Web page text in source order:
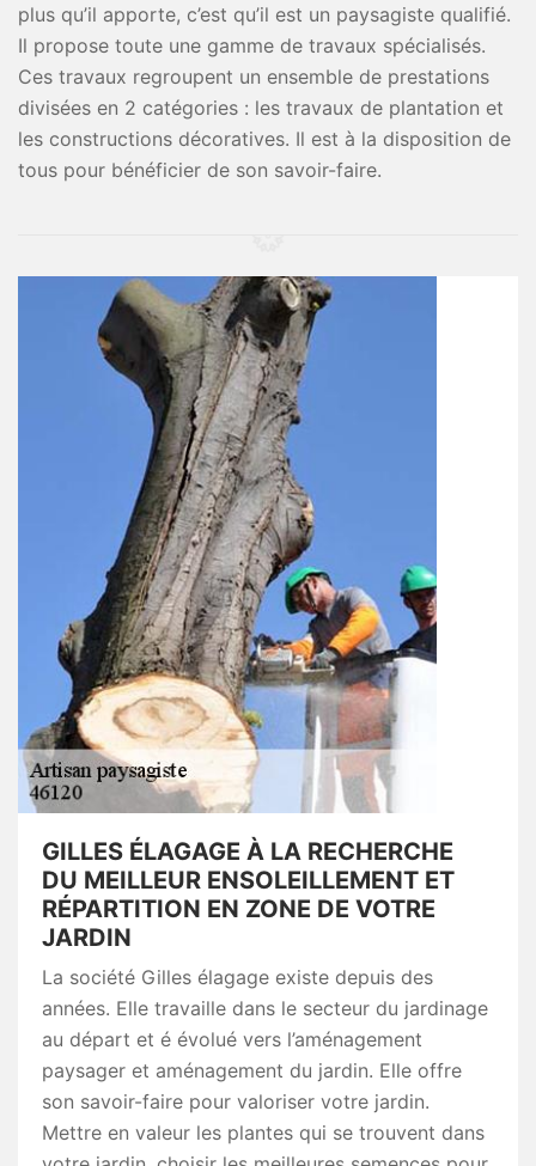
plus qu’il apporte, c’est qu’il est un paysagiste qualifié.
Il propose toute une gamme de travaux spécialisés.
Ces travaux regroupent un ensemble de prestations
divisées en 2 catégories : les travaux de plantation et
les constructions décoratives. Il est à la disposition de
tous pour bénéficier de son savoir-faire.
GILLES ÉLAGAGE À LA RECHERCHE
DU MEILLEUR ENSOLEILLEMENT ET
RÉPARTITION EN ZONE DE VOTRE
JARDIN
La société Gilles élagage existe depuis des
années. Elle travaille dans le secteur du jardinage
au départ et é évolué vers l’aménagement
paysager et aménagement du jardin. Elle offre
son savoir-faire pour valoriser votre jardin.
Mettre en valeur les plantes qui se trouvent dans